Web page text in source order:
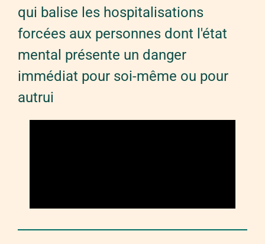
qui balise les hospitalisations
forcées aux personnes dont l'état
mental présente un danger
immédiat pour soi-même ou pour
autrui